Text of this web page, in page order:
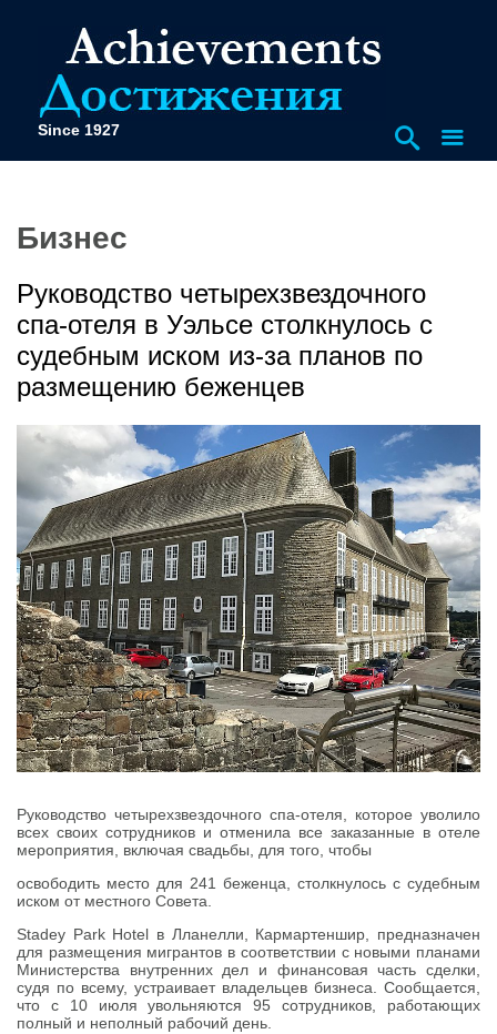
Since 1927
Бизнес
Руководство четырехзвездочного
спа-отеля в Уэльсе столкнулось с
судебным иском из-за планов по
размещению беженцев
Руководство четырехзвездочного спа-отеля, которое уволило
всех своих сотрудников и отменила все заказанные в отеле
мероприятия, включая свадьбы, для того, чтобы
освободить место для 241 беженца, столкнулось с судебным
иском от местного Совета.
Stadey Park Hotel в Лланелли, Кармартеншир, предназначен
для размещения мигрантов в соответствии с новыми планами
Министерства внутренних дел и финансовая часть сделки,
судя по всему, устраивает владельцев бизнеса. Сообщается,
что с 10 июля увольняются 95 сотрудников, работающих
полный и неполный рабочий день.